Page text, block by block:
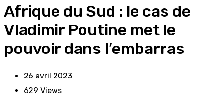
Afrique du Sud : le cas de
Vladimir Poutine met le
pouvoir dans l’embarras
26 avril 2023
629 Views